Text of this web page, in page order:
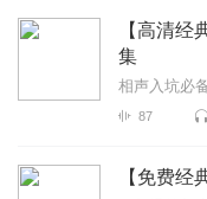
【高清经
集
87
【免费经